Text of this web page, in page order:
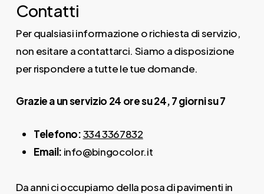
Contatti
Per qualsiasi informazione o richiesta di servizio,
non esitare a contattarci. Siamo a disposizione
per rispondere a tutte le tue domande.
Grazie a un servizio 24 ore su 24, 7 giorni su 7
Telefono:334 3367832
Email: info@bingocolor.it
Da anni ci occupiamo della posa di pavimenti in